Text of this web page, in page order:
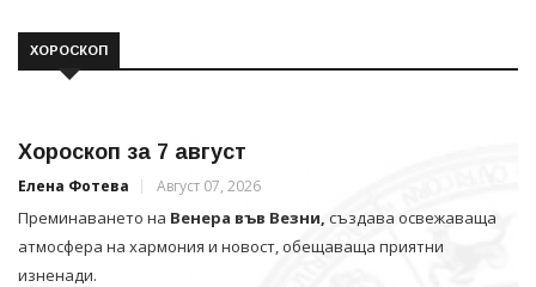
ХОРОСКОП
Хороскоп за 7 август
Елена Фотева Август 07, 2026
Преминаването на Венера във Везни, създава освежаваща
атмосфера на хармония и новост, обещаваща приятни
изненади.